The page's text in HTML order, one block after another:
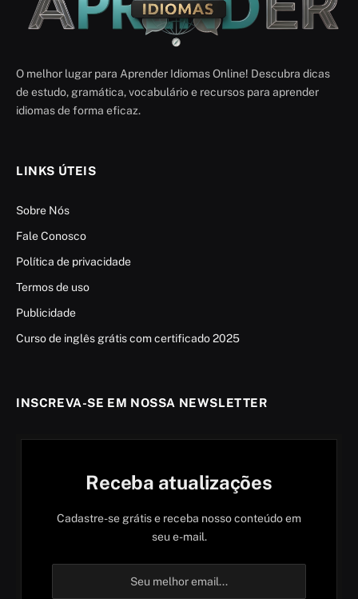
O melhor lugar para Aprender Idiomas Online! Descubra dicas
de estudo, gramática, vocabulário e recursos para aprender
idiomas de forma eficaz.
LINKS ÚTEIS
Sobre Nós
Fale Conosco
Política de privacidade
Termos de uso
Publicidade
Curso de inglês grátis com certificado 2025
INSCREVA-SE EM NOSSA NEWSLETTER
Receba atualizações
Cadastre-se grátis e receba nosso conteúdo em
seu e-mail.